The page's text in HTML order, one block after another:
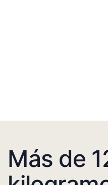
Más de